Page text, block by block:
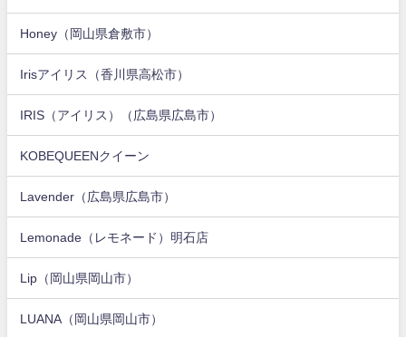
Honey（岡山県倉敷市）
Irisアイリス（香川県高松市）
IRIS（アイリス）（広島県広島市）
KOBEQUEENクイーン
Lavender（広島県広島市）
Lemonade（レモネード）明石店
Lip（岡山県岡山市）
LUANA（岡山県岡山市）